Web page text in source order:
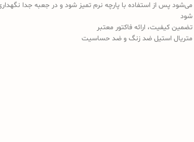
می‌شود پس از استفاده با پارچه نرم تمیز شود و در جعبه جدا
شود
تضمین کیفیت، ارائه فاکتور معتبر
متریال استیل ضد زنگ و ضد حساسیت